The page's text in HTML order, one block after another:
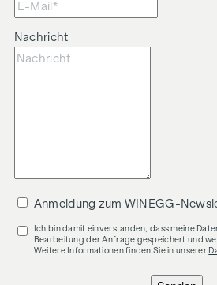
Nachricht
Anmeldung zum WINEGG-
Ich bin damit einverstanden, dass meine
Bearbeitung der Anfrage gespeichert und
Weitere Informationen finden Sie in unserer